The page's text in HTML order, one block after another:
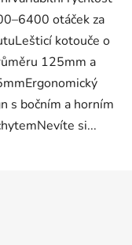
otáček za
kotouče o
125mm a
s bočním a horním
si...